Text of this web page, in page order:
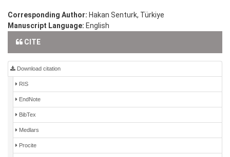
Corresponding Author: Hakan Senturk, Türkiye
Manuscript Language: English
CITE
Download citation
RIS
EndNote
BibTex
Medlars
Procite